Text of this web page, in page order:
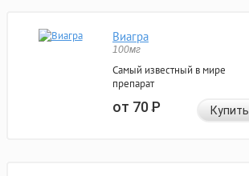
Виагра
100мг
Самый известный в мире
препарат
от 70Р Купить